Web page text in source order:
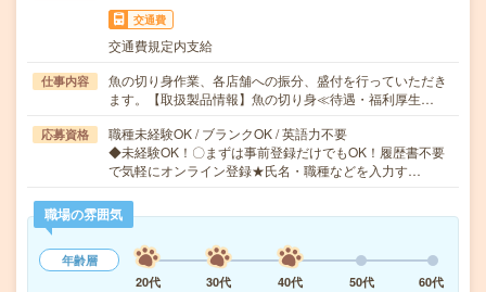
交通費
交通費規定内支給
仕事内容
魚の切り身作業、各店舗への振分、盛付を行っていただき
ます。【取扱製品情報】魚の切り身≪待遇・福利厚生…
応募資格
職種未経験OK / ブランクOK / 英語力不要
◆未経験OK！〇まずは事前登録だけでもOK！履歴書不要
で気軽にオンライン登録★氏名・職種などを入力す…
職場の雰囲気
年齢層
20代
30代 40代 50代 60代